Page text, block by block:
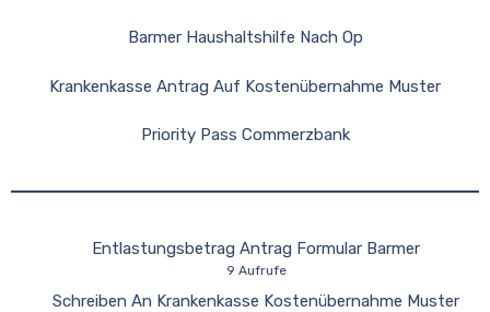
Barmer Haushaltshilfe Nach Op
Krankenkasse Antrag Auf Kostenübernahme Muster
Priority Pass Commerzbank
Entlastungsbetrag Antrag Formular Barmer
9 Aufrufe
Schreiben An Krankenkasse Kostenübernahme Muster